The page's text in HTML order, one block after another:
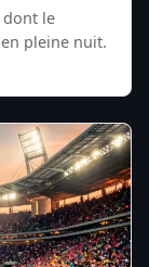
dont le
pleine nuit.